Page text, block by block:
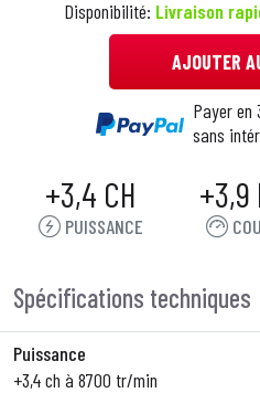
Disponibilité: Livraison
AJOUTER
Payer en
sans
+3,4 CH
PUISSANCE
+3,9
Spécifications techniques
Puissance
+3,4 ch à 8700 tr/min